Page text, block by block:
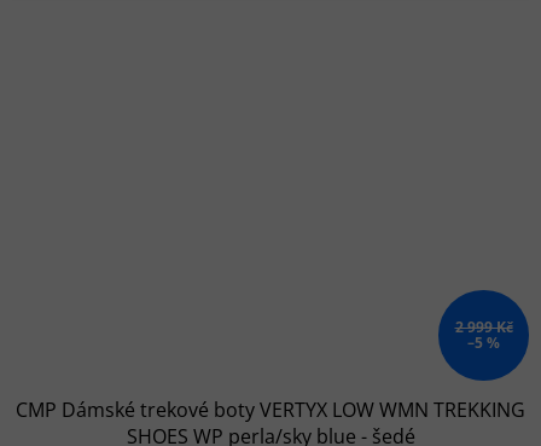
2 999 Kč
–5 %
CMP Dámské trekové boty VERTYX LOW WMN TREKKING
SHOES WP perla/sky blue - šedé